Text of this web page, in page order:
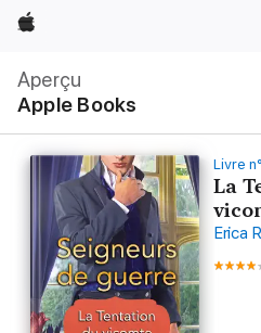
Apple
Aperçu
Apple Books
locale
Ouvrir
menu
Livre
La
Erica